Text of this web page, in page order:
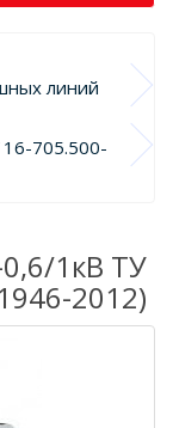
линий
705.500-
1кВ ТУ
2012)